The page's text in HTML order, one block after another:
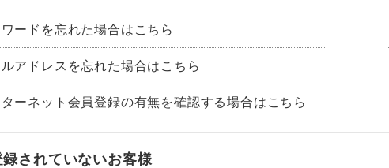
ードを忘れた場合はこちら
ルアドレスを忘れた場合はこちら
ーネット会員登録の有無を確認する場合はこちら
されていないお客様